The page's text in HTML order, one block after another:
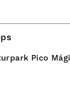
Pico